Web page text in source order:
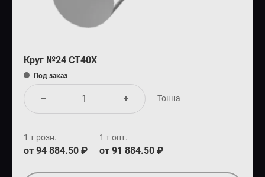
Круг №24 СТ40Х
Под заказ
Тонна
1 т розн.
от 94 884.50 ₽
1 т опт.
от 91 884.50 ₽